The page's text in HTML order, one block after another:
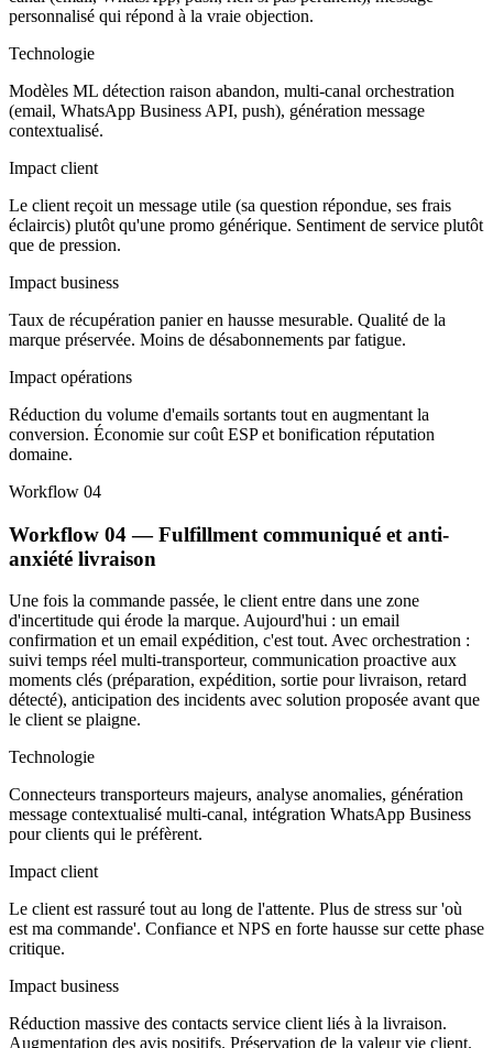
personnalisé qui répond à la vraie objection.
Technologie
Modèles ML détection raison abandon, multi-canal orchestration
(email, WhatsApp Business API, push), génération message
contextualisé.
Impact client
Le client reçoit un message utile (sa question répondue, ses frais
éclaircis) plutôt qu'une promo générique. Sentiment de service plutôt
que de pression.
Impact business
Taux de récupération panier en hausse mesurable. Qualité de la
marque préservée. Moins de désabonnements par fatigue.
Impact opérations
Réduction du volume d'emails sortants tout en augmentant la
conversion. Économie sur coût ESP et bonification réputation
domaine.
Workflow 04
Workflow 04 — Fulfillment communiqué et anti-
anxiété livraison
Une fois la commande passée, le client entre dans une zone
d'incertitude qui érode la marque. Aujourd'hui : un email
confirmation et un email expédition, c'est tout. Avec orchestration :
suivi temps réel multi-transporteur, communication proactive aux
moments clés (préparation, expédition, sortie pour livraison, retard
détecté), anticipation des incidents avec solution proposée avant que
le client se plaigne.
Technologie
Connecteurs transporteurs majeurs, analyse anomalies, génération
message contextualisé multi-canal, intégration WhatsApp Business
pour clients qui le préfèrent.
Impact client
Le client est rassuré tout au long de l'attente. Plus de stress sur 'où
est ma commande'. Confiance et NPS en forte hausse sur cette phase
critique.
Impact business
Réduction massive des contacts service client liés à la livraison.
Augmentation des avis positifs. Préservation de la valeur vie client.